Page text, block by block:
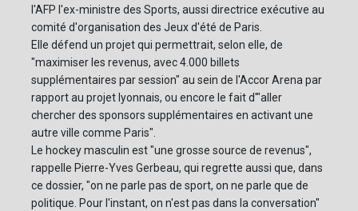
l'AFP l'ex-ministre des Sports, aussi directrice exécutive au
comité d'organisation des Jeux d'été de Paris.
Elle défend un projet qui permettrait, selon elle, de
"maximiser les revenus, avec 4.000 billets
supplémentaires par session" au sein de l'Accor Arena par
rapport au projet lyonnais, ou encore le fait d'"aller
chercher des sponsors supplémentaires en activant une
autre ville comme Paris".
Le hockey masculin est "une grosse source de revenus",
rappelle Pierre-Yves Gerbeau, qui regrette aussi que, dans
ce dossier, "on ne parle pas de sport, on ne parle que de
politique. Pour l'instant, on n'est pas dans la conversation"